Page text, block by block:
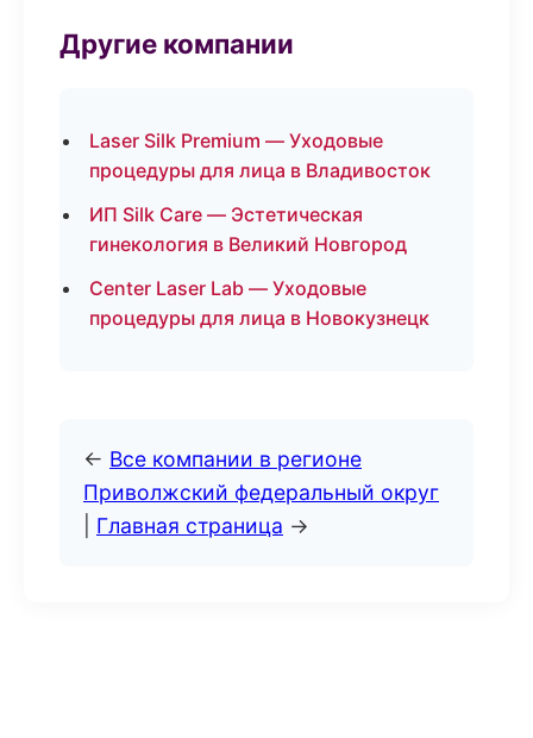
Другие компании
Laser Silk Premium — Уходовые
процедуры для лица в Владивосток
ИП Silk Care — Эстетическая
гинекология в Великий Новгород
Center Laser Lab — Уходовые
процедуры для лица в Новокузнецк
← Все компании в регионе
Приволжский федеральный округ
Главная страница →